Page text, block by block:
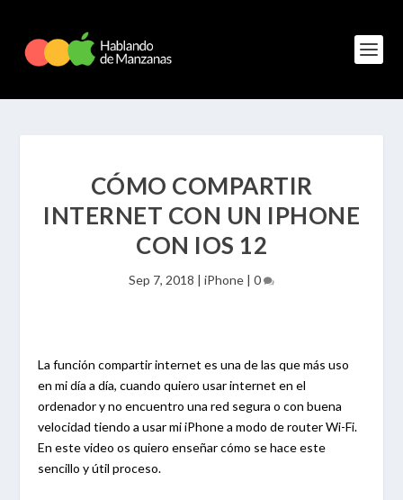
CÓMO COMPARTIR
INTERNET CON UN IPHONE
CON IOS 12
Sep 7, 2018 | iPhone | 0
La función compartir internet es una de las que más uso
en mi día a día, cuando quiero usar internet en el
ordenador y no encuentro una red segura o con buena
velocidad tiendo a usar mi iPhone a modo de router Wi-Fi.
En este video os quiero enseñar cómo se hace este
sencillo y útil proceso.